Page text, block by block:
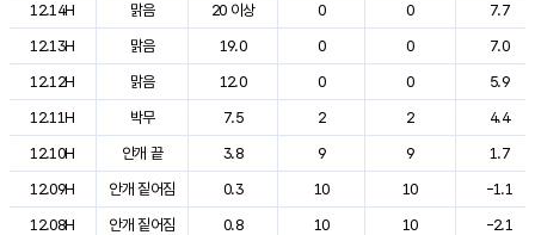
12.14H
맑음 20 이상 0 0
7.7
12.13H
맑음 19.0 0 0
7.0
12.12H
맑음 12.0 0 0
5.9
12.11H
박무 7.5 2 2
4.4
12.10H
안개 끝 3.8 9 9
1.7
12.09H
안개 짙어짐 0.3 10 10
-1.1
12.08H
안개 짙어짐 0.8 10 10
-2.1